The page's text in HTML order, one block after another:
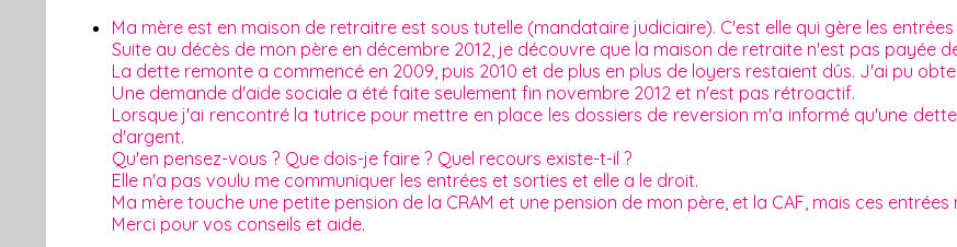
Ma mère est en maison de retraitre est sous tutelle (mandataire judiciaire). C'est elle qui gère les
Suite au décès de mon père en décembre 2012, je découvre que la maison de retraite n'est pas payée
La dette remonte a commencé en 2009, puis 2010 et de plus en plus de loyers restaient dûs. J'ai pu
Une demande d'aide sociale a été faite seulement fin novembre 2012 et n'est pas rétroactif.
Lorsque j'ai rencontré la tutrice pour mettre en place les dossiers de reversion m'a informé qu'une
d'argent.
Qu'en pensez-vous ? Que dois-je faire ? Quel recours existe-t-il ?
Elle n'a pas voulu me communiquer les entrées et sorties et elle a le droit.
Ma mère touche une petite pension de la CRAM et une pension de mon père, et la CAF, mais ces
Merci pour vos conseils et aide.